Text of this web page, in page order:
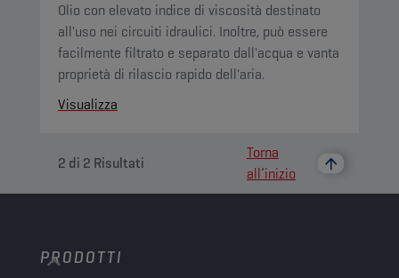
Olio con elevato indice di viscosità destinato
all'uso nei circuiti idraulici. Inoltre, può essere
facilmente filtrato e separato dall'acqua e vanta
proprietà di rilascio rapido dell'aria.
Visualizza
2 di 2 Risultati
Torna
all’inizio
PRODOTTI